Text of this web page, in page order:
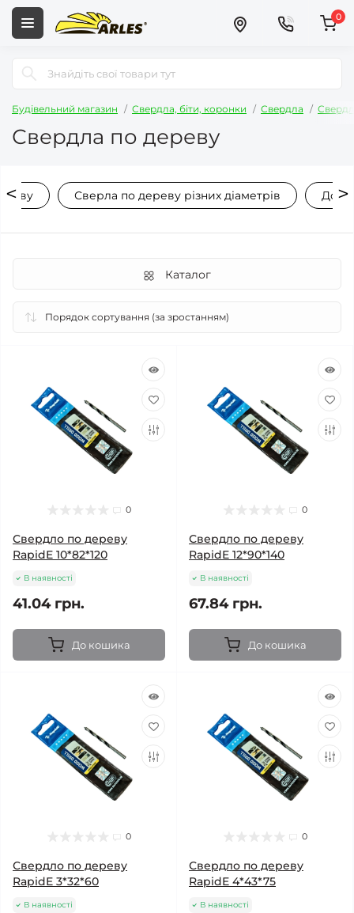
0
Будівельний магазин Свердла, біти, коронки Свердла
Свердла по дереву
Сверла по дереву різних діаметрів
Каталог
0
Свердло по дереву
RapidE 10*82*120
В наявності
41.04 грн.
До кошика
0
Свердло по дереву
RapidE 12*90*140
В наявності
67.84 грн.
До кошика
0
Свердло по дереву
RapidE 3*32*60
В наявності
0
Свердло по дереву
RapidE 4*43*75
В наявності